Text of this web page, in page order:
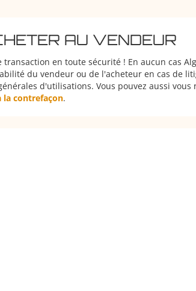
AU VENDEUR
en toute sécurité ! En aucun cas
du vendeur ou de l'acheteur en cas de
d'utilisations. Vous pouvez aussi vous
la contrefaçon.